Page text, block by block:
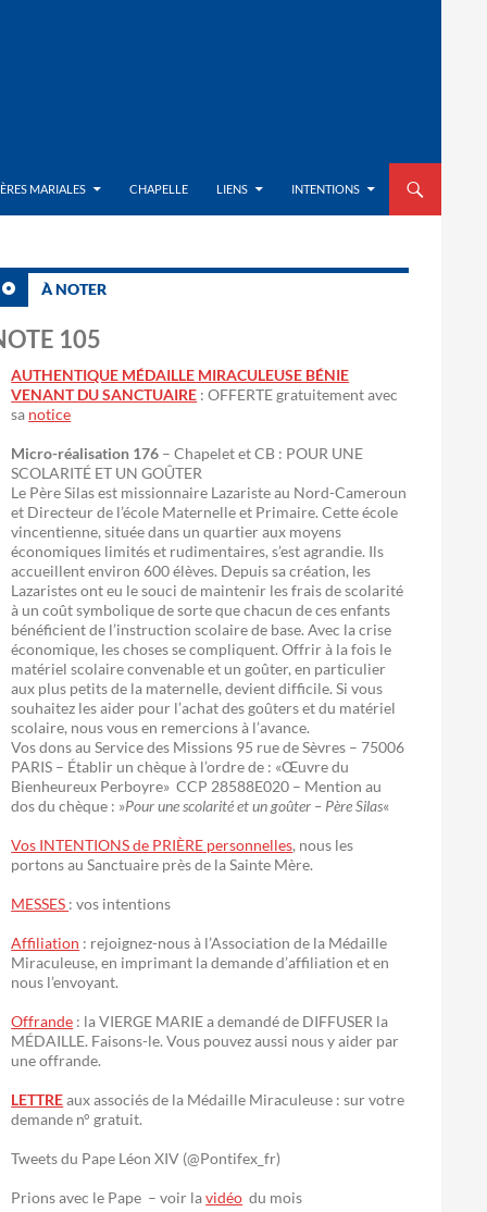
MARIALES
CHAPELLE LIENS INTENTIONS
À NOTER
105
AUTHENTIQUE MÉDAILLE MIRACULEUSE BÉNIE
VENANT DU SANCTUAIRE : OFFERTE gratuitement avec
sa notice
Micro-réalisation 176 – Chapelet et CB : POUR UNE
SCOLARITÉ ET UN GOÛTER
Le Père Silas est missionnaire Lazariste au Nord-Cameroun
et Directeur de l’école Maternelle et Primaire. Cette école
vincentienne, située dans un quartier aux moyens
économiques limités et rudimentaires, s’est agrandie. Ils
accueillent environ 600 élèves. Depuis sa création, les
Lazaristes ont eu le souci de maintenir les frais de scolarité
à un coût symbolique de sorte que chacun de ces enfants
bénéficient de l’instruction scolaire de base. Avec la crise
économique, les choses se compliquent. Offrir à la fois le
matériel scolaire convenable et un goûter, en particulier
aux plus petits de la maternelle, devient difficile. Si vous
souhaitez les aider pour l’achat des goûters et du matériel
scolaire, nous vous en remercions à l’avance.
Vos dons au Service des Missions 95 rue de Sèvres – 75006
PARIS – Établir un chèque à l’ordre de : «Œuvre du
Bienheureux Perboyre» CCP 28588E020 – Mention au
dos du chèque : »Pour une scolarité et un goûter – Père Silas«
Vos INTENTIONS de PRIÈRE personnelles, nous les
portons au Sanctuaire près de la Sainte Mère.
MESSES : vos intentions
Affiliation : rejoignez-nous à l’Association de la Médaille
Miraculeuse, en imprimant la demande d’affiliation et en
nous l’envoyant.
Offrande : la VIERGE MARIE a demandé de DIFFUSER la
MÉDAILLE. Faisons-le. Vous pouvez aussi nous y aider par
une offrande.
LETTREaux associés de la Médaille Miraculeuse : sur votre
demande n° gratuit.
Tweets du Pape Léon XIV (@Pontifex_fr)
Prions avec le Pape – voir lavidéo du mois